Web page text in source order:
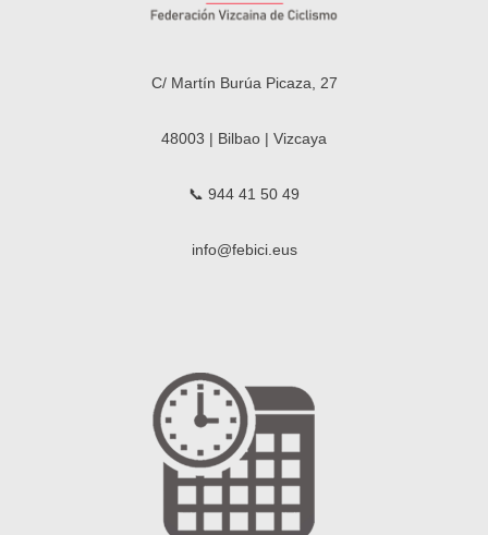
C/ Martín Burúa Picaza, 27
48003 | Bilbao | Vizcaya
📞 944 41 50 49
info@febici.eus